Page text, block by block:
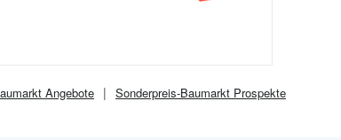
Angebote Sonderpreis-Baumarkt Prospekte